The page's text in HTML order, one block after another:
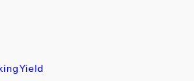
Yield